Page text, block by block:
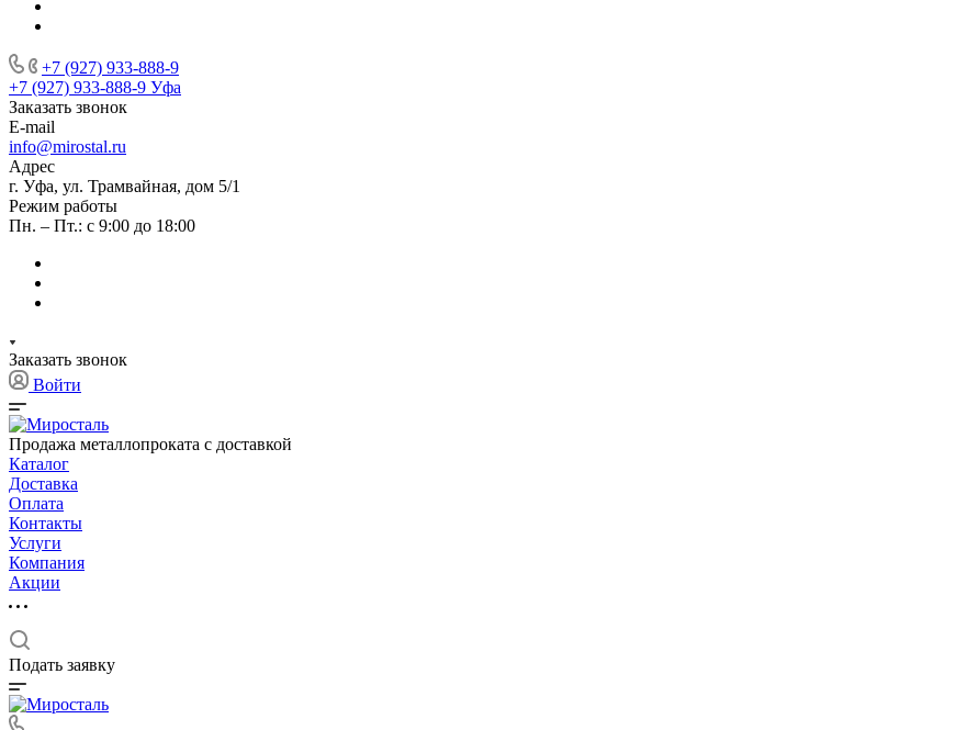
+7 (927) 933-888-9
+7 (927) 933-888-9 Уфа
Заказать звонок
E-mail
info@mirostal.ru
Адрес
г. Уфа, ул. Трамвайная, дом 5/1
Режим работы
Пн. – Пт.: с 9:00 до 18:00
Заказать звонок
Войти
Продажа металлопроката с доставкой
Каталог
Доставка
Оплата
Контакты
Услуги
Компания
Акции
Подать заявку